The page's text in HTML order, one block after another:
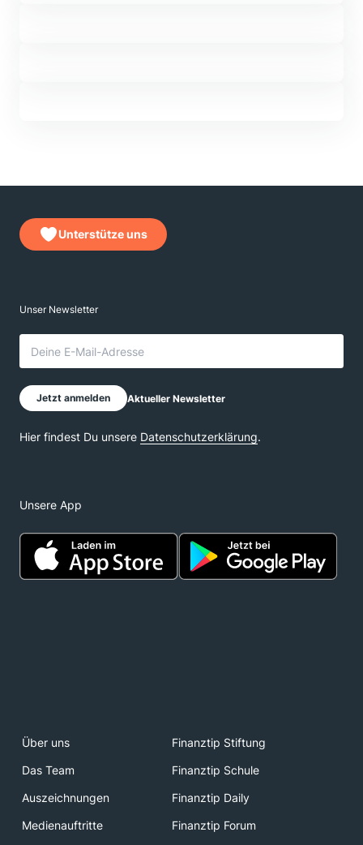
Unterstütze uns
Unsere App
Über uns
Finanztip Stiftung
Das Team
Finanztip Schule
Auszeichnungen
Finanztip Daily
Medienauftritte
Finanztip Forum